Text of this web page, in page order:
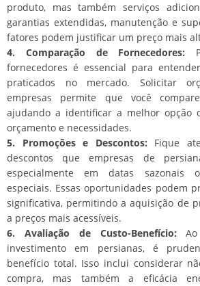
produto, mas também serviços
garantias extendidas, manutenção e
fatores podem justificar um preço mais
4. Comparação de Fornecedores:
fornecedores é essencial para
praticados no mercado. Solicitar
empresas permite que você
ajudando a identificar a melhor opção
orçamento e necessidades.
5. Promoções e Descontos: Fique
descontos que empresas de
especialmente em datas sazonais
especiais. Essas oportunidades podem
significativa, permitindo a aquisição de
a preços mais acessíveis.
6. Avaliação de Custo-Benefício:
investimento em persianas, é
benefício total. Isso inclui considerar
compra, mas também a eficácia